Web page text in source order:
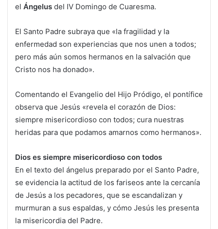
el Ángelus del IV Domingo de Cuaresma.
El Santo Padre subraya que «la fragilidad y la
enfermedad son experiencias que nos unen a todos;
pero más aún somos hermanos en la salvación que
Cristo nos ha donado».
Comentando el Evangelio del Hijo Pródigo, el pontífice
observa que Jesús «revela el corazón de Dios:
siempre misericordioso con todos; cura nuestras
heridas para que podamos amarnos como hermanos».
Dios es siempre misericordioso con todos
En el texto del ángelus preparado por el Santo Padre,
se evidencia la actitud de los fariseos ante la cercanía
de Jesús a los pecadores, que se escandalizan y
murmuran a sus espaldas, y cómo Jesús les presenta
la misericordia del Padre.